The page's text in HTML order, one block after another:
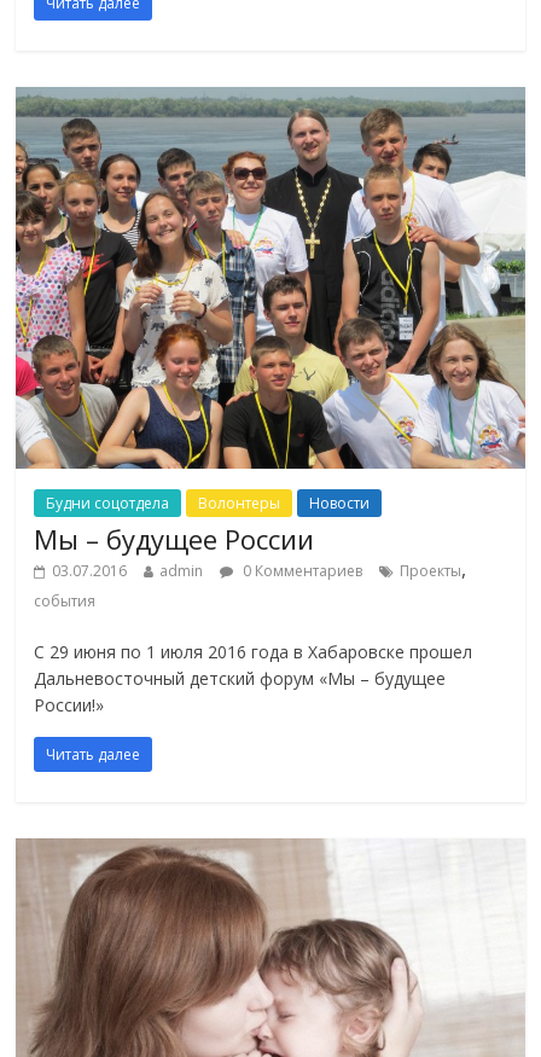
Будни соцотдела Волонтеры Новости
Мы – будущее России
03.07.2016 admin 0 Комментариев Проекты,
события
С 29 июня по 1 июля 2016 года в Хабаровске прошел
Дальневосточный детский форум «Мы – будущее
России!»
Читать далее